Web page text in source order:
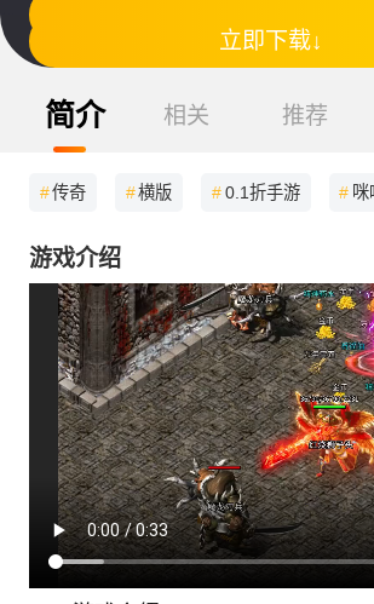
立即下载↓
简介 相关 推荐
#传奇 #横版 #0.1折手游 # 咪
游戏介绍